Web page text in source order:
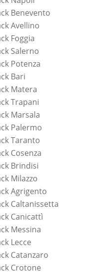
Benevento
Avellino
Foggia
Salerno
Potenza
Bari
Matera
Trapani
Marsala
Palermo
Taranto
Cosenza
Brindisi
Milazzo
Agrigento
Caltanissetta
Canicattì
Messina
Lecce
Catanzaro
Crotone